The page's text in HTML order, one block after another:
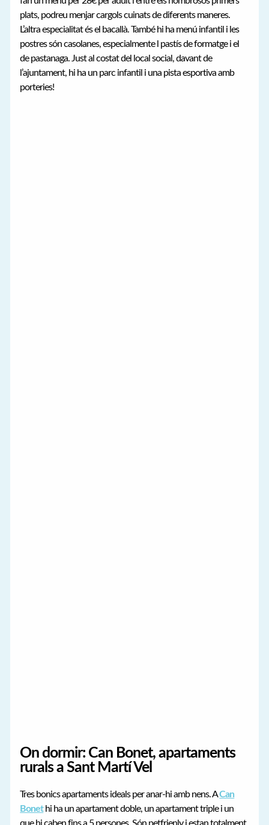
plats, podreu menjar cargols cuinats de diferents maneres.
L’altra especialitat és el bacallà. També hi ha menú infantil i les
postres són casolanes, especialmente l pastís de formatge i el
de pastanaga. Just al costat del local social, davant de
l’ajuntament, hi ha un parc infantil i una pista esportiva amb
porteries!
On dormir: Can Bonet, apartaments
rurals a Sant Martí Vel
Tres bonics apartaments ideals per anar-hi amb nens. ACan
Bonethi ha un apartament doble, un apartament triple i un